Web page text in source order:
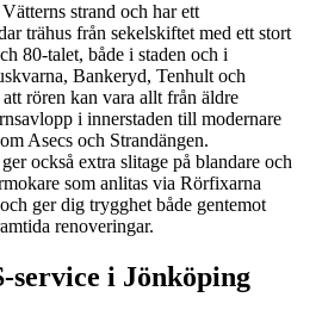
strand och har ett
trähus från sekelskiftet med ett stort
80‑talet, både i staden och i
Bankeryd, Tenhult och
rören kan vara allt från äldre
i innerstaden till modernare
Asecs och Strandängen.
också extra slitage på blandare och
som anlitas via Rörfixarna
ger dig trygghet både gentemot
renoveringar.
i Jönköping